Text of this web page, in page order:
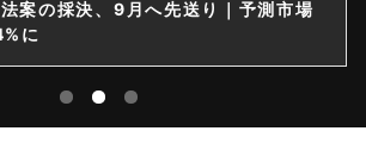
案の採決、9月へ先送り｜予測市場
に